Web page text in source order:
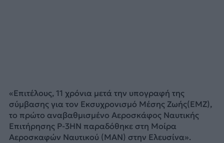
«Επιτέλους, 11 χρόνια μετά την υπογραφή της
σύμβασης για τον Εκσυχρονισμό Μέσης Ζωής(ΕΜΖ),
το πρώτο αναβαθμισμένο Αεροσκάφος Ναυτικής
Επιτήρησης P-3HN παραδόθηκε στη Μοίρα
Αεροσκαφών Ναυτικού (ΜΑΝ) στην Ελευσίνα».